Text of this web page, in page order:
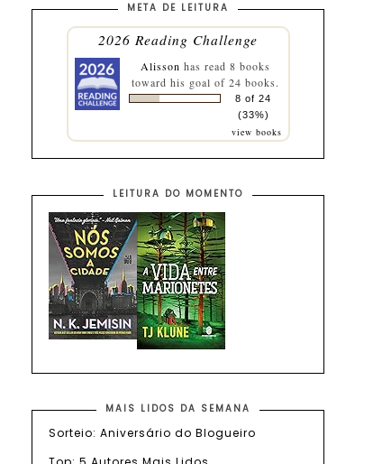
META DE LEITURA
2026 Reading Challenge
Alisson has read 8 books
toward his goal of 24 books.
8 of 24
(33%)
view books
LEITURA DO MOMENTO
MAIS LIDOS DA SEMANA
Sorteio: Aniversário do Blogueiro